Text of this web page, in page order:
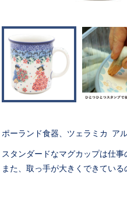
ポーランド食器、ツェラミカ ア
スタンダードなマグカップは仕
また、取っ手が大きくできている